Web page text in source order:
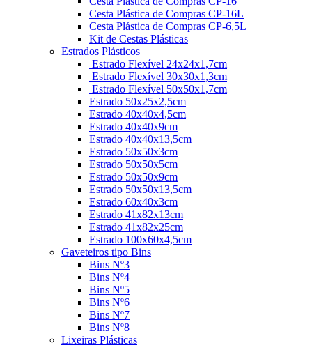
Cesta Plástica de Compras CP-16L
Cesta Plástica de Compras CP-6,5L
Kit de Cestas Plásticas
Estrados Plásticos
Estrado Flexível 24x24x1,7cm
Estrado Flexível 30x30x1,3cm
Estrado Flexível 50x50x1,7cm
Estrado 50x25x2,5cm
Estrado 40x40x4,5cm
Estrado 40x40x9cm
Estrado 40x40x13,5cm
Estrado 50x50x3cm
Estrado 50x50x5cm
Estrado 50x50x9cm
Estrado 50x50x13,5cm
Estrado 60x40x3cm
Estrado 41x82x13cm
Estrado 41x82x25cm
Estrado 100x60x4,5cm
Gaveteiros tipo Bins
Bins Nº3
Bins Nº4
Bins Nº5
Bins Nº6
Bins Nº7
Bins Nº8
Lixeiras Plásticas